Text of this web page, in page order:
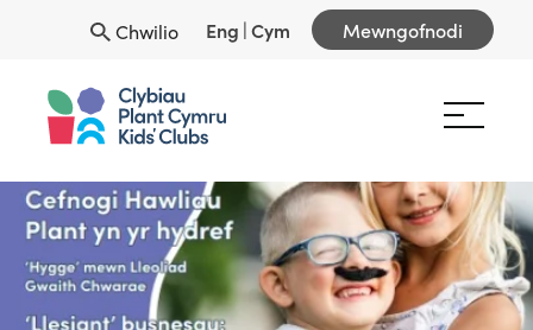
Chwilio Eng |Cym Mewngofnodi